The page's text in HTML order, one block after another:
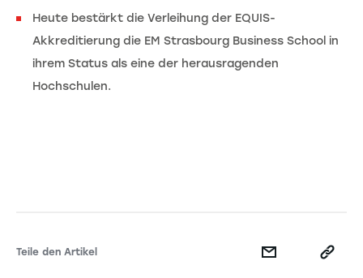
Heute bestärkt die Verleihung der EQUIS-
Akkreditierung die EM Strasbourg Business School in
ihrem Status als eine der herausragenden
Hochschulen.
Teile den Artikel